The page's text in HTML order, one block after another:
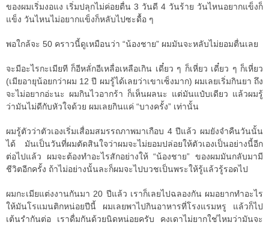
ของผมเริ่มงอแง เริ่มปลุกไม่ค่อยตื่น 3 วันดี 4 วันร้าย วันไหนอยากแข็งก็
แข็ง วันไหนไม่อยากแข็งก็หลับไปซะดื้อ ๆ
พอใกล้จะ 50 คราวนี้ดูเหมือนว่า “น้องชาย” ผมมันจะหลับไม่ยอมตื่นเลย
จะมีอะไรกะเมียที ก็อีหลั่กอีเหลื่อเหลือเกิน เดี๋ยว ๆ ก็เหี่ยว เดี๋ยว ๆ ก็เหี่ยว
(เมียอายุน้อยกว่าผม 12 ปี ผมรู้ได้เลยว่าเขาเซ็งมาก) ผมเลยเริ่มกินยา ถึง
จะไม่อยากอ่ะนะ ผมกินไวอากร้า ก็เห็นผลนะ แต่มันแป๋บเดียว แล้วผมรู้
ว่ามันไม่ดีกับหัวใจด้วย ผมเลยกินแค่ “บางครั้ง” เท่านั้น
ผมรู้ตัวว่าตัวเองเริ่มเสื่อมสมรรถภาพมาเกือบ 4 ปีแล้ว ผมยังจำคืนวันนั้น
ได้ มันเป็นวันที่ผมตัดสินใจว่าผมจะไม่ยอมปล่อยให้ตัวเองเป็นอย่างนี้อีก
ต่อไปแล้ว ผมจะต้องทำอะไรสักอย่างให้ “น้องชาย” ของผมมันกลับมามี
ชีวิตอีกครั้ง ถ้าไม่อย่างนั้นละก็ผมจะไปบวชเป็นพระให้รู้แล้วรู้รอดไป
ผมกะเมียแต่งงานกันมา 20 ปีแล้ว เราก็เลยไปฉลองกัน ผมอยากทำอะไร
ให้มันโรแมนติกหน่อยปีนี้ ผมเลยพาไปกินอาหารที่โรงแรมหรู แล้วก็ไป
เต้นรำกันต่อ เราดื่มกันด้วยนิดหน่อยครับ คงเดาไม่ยากใช่ไหมว่ามันจะ